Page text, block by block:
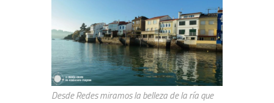
Desde Redes miramos la belleza de la ría que